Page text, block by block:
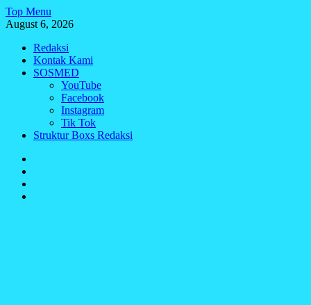
Skip
to
Top Menu
August 6, 2026
Redaksi
Kontak Kami
SOSMED
YouTube
Facebook
Instagram
Tik Tok
Struktur Boxs Redaksi